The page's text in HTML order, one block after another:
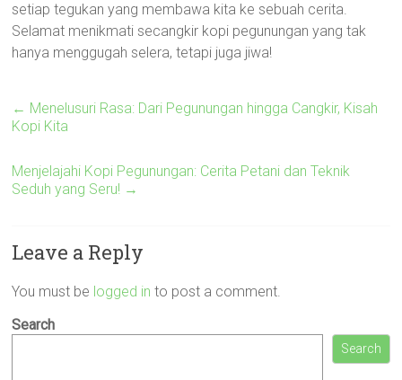
setiap tegukan yang membawa kita ke sebuah cerita.
Selamat menikmati secangkir kopi pegunungan yang tak
hanya menggugah selera, tetapi juga jiwa!
← Menelusuri Rasa: Dari Pegunungan hingga Cangkir, Kisah
Kopi Kita
Menjelajahi Kopi Pegunungan: Cerita Petani dan Teknik
Seduh yang Seru! →
Leave a Reply
You must be logged in to post a comment.
Search
Search